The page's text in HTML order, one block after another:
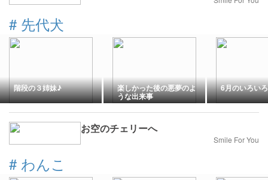
# 先代犬
階段の３姉妹♪ 楽しかった後の悪夢のよ
うな出来事
6月のいろいろ
お空のチェリーへ
Smile For You
# わんこ